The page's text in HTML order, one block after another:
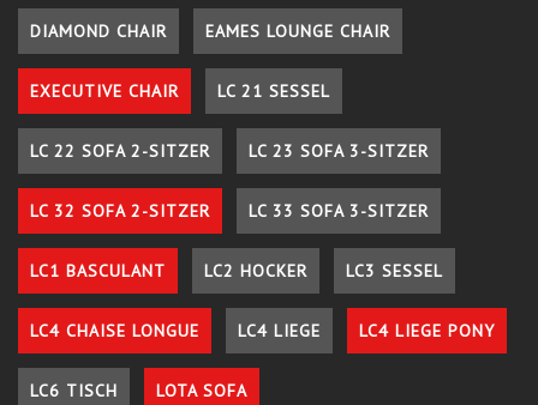
DIAMOND CHAIR EAMES LOUNGE CHAIR
EXECUTIVE CHAIR LC 21 SESSEL
LC 22 SOFA 2-SITZER LC 23 SOFA 3-SITZER
LC 32 SOFA 2-SITZER LC 33 SOFA 3-SITZER
LC1 BASCULANT LC2 HOCKER LC3 SESSEL
LC4 CHAISE LONGUE LC4 LIEGE LC4 LIEGE PONY
LC6 TISCH LOTA SOFA